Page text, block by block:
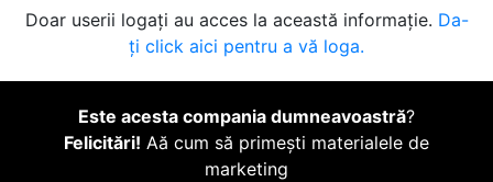
Doar userii logați au acces la această informație. Da-
ți click aici pentru a vă loga.
Este acesta compania dumneavoastră?
Felicitări! Aă cum să primești materialele de
marketing